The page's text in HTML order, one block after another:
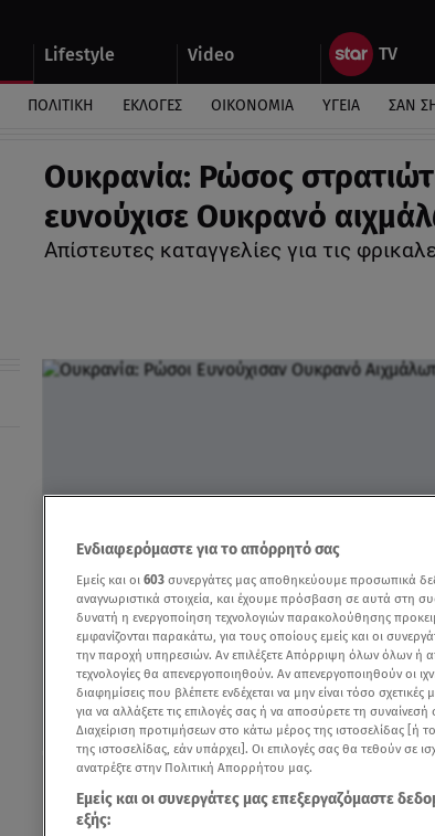
Lifestyle Video
ΠΟΛΙΤΙΚΗ ΕΚΛΟΓΕΣ ΟΙΚΟΝΟΜΙΑ ΥΓΕΙΑ ΣΑΝ
Ουκρανία: Ρώσος
ευνούχισε Ουκρανό
Απίστευτες καταγγελίες για τις
Δείτε περισσότερα άρθρα μας στα
Ενδιαφερόμαστε για το απόρρητό σας
Εμείς και οι 603 συνεργάτες μας αποθηκεύουμε προσωπικά
αναγνωριστικά στοιχεία, και έχουμε πρόσβαση σε αυτά στη
δυνατή η ενεργοποίηση τεχνολογιών παρακολούθησης
εμφανίζονται παρακάτω, για τους οποίους εμείς και οι
την παροχή υπηρεσιών. Αν επιλέξετε Απόρριψη όλων όλων ή
τεχνολογίες θα απενεργοποιηθούν. Αν απενεργοποιηθούν οι
διαφημίσεις που βλέπετε ενδέχεται να μην είναι τόσο
για να αλλάξετε τις επιλογές σας ή να αποσύρετε τη
Διαχείριση προτιμήσεων στο κάτω μέρος της ιστοσελίδας [ή
της ιστοσελίδας, εάν υπάρχει]. Οι επιλογές σας θα τεθούν σε
ανατρέξτε στην Πολιτική Απορρήτου μας.
Εμείς και οι συνεργάτες μας επεξεργαζόμαστε
εξής: